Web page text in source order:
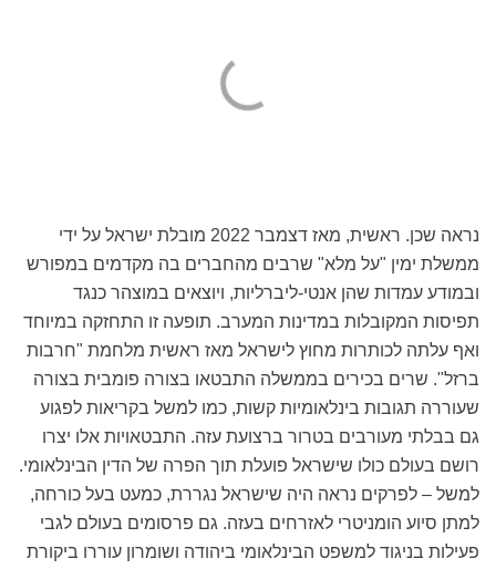
נראה שכן. ראשית, מאז דצמבר 2022 מובלת ישראל על ידי
ממשלת ימין "על מלא" שרבים מהחברים בה מקדמים במפורש
ובמודע עמדות שהן אנטי-ליברליות, ויוצאים במוצהר כנגד
תפיסות המקובלות במדינות המערב. תופעה זו התחזקה במיוחד
ואף עלתה לכותרות מחוץ לישראל מאז ראשית מלחמת "חרבות
ברזל". שרים בכירים בממשלה התבטאו בצורה פומבית בצורה
שעוררה תגובות בינלאומיות קשות, כמו למשל בקריאות לפגוע
גם בבלתי מעורבים בטרור ברצועת עזה. התבטאויות אלו יצרו
רושם בעולם כולו שישראל פועלת תוך הפרה של הדין הבינלאומי.
למשל – לפרקים נראה היה שישראל נגררת, כמעט בעל כורחה,
למתן סיוע הומניטרי לאזרחים בעזה. גם פרסומים בעולם לגבי
פעילות בניגוד למשפט הבינלאומי ביהודה ושומרון עוררו ביקורת